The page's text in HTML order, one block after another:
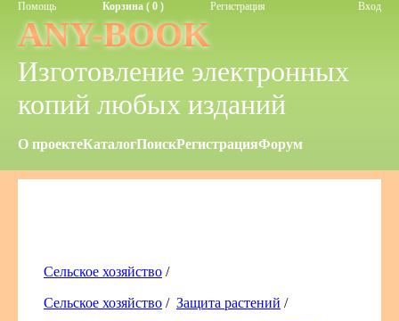
Помощь Корзина ( 0 ) Регистрация Вход
ANY-BOOK
Изготовление электронных
копий любых изданий
О проектеКаталогПоискРегистрацияФорум
Сельское хозяйство /
Сельское хозяйство / Защита растений /